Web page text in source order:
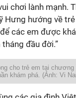
chơi lành mạnh.
Hưng hướng về
các em được
đầu đời.”
cho trẻ em tại
khám phá. (Ảnh: Vi